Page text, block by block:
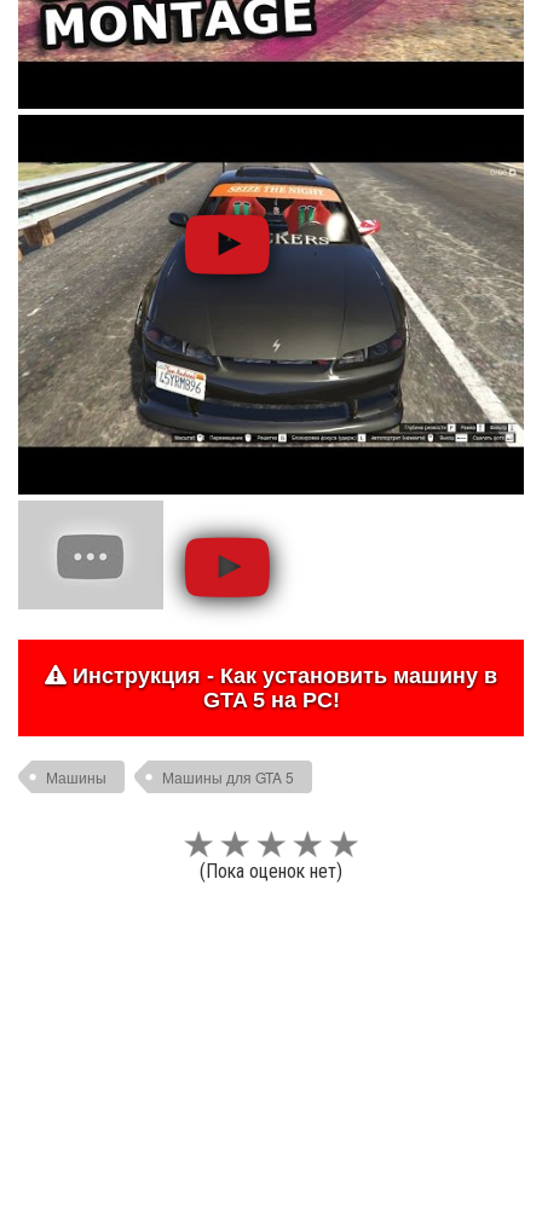
Инструкция - Как установить машину в
GTA 5 на PC!
Машины Машины для GTA 5
(Пока оценок нет)